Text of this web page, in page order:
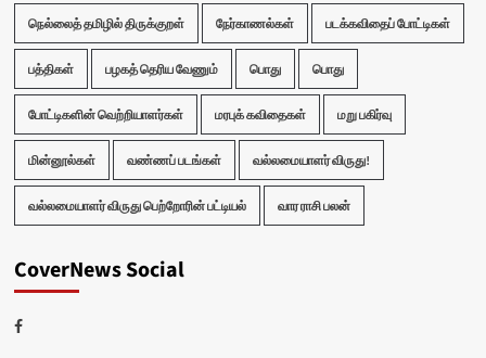
நெல்லைத் தமிழில் திருக்குறள் நேர்காணல்கள் படக்கவிதைப் போட்டிகள்
பத்திகள் பழகத் தெரிய வேணும் பொது பொது
போட்டிகளின் வெற்றியாளர்கள் மரபுக் கவிதைகள் மறு பகிர்வு
மின்னூல்கள் வண்ணப் படங்கள் வல்லமையாளர் விருது!
வல்லமையாளர் விருது பெற்றோரின் பட்டியல் வார ராசி பலன்
CoverNews Social
Facebook